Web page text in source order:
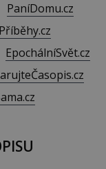
PaníDomu.cz
EpochálníSvět.cz